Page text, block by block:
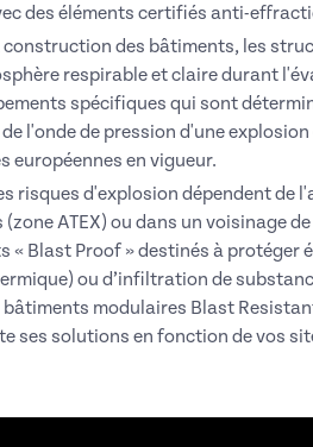
des éléments certifiés anti-
construction des bâtiments, les
respirable et claire durant
spécifiques qui sont
l'onde de pression d'une
européennes en vigueur.
risques d'explosion dépendent de
ATEX) ou dans un voisinage
« Blast Proof » destinés à protéger
ou d’infiltration de
modulaires Blast
ses solutions en fonction de vos